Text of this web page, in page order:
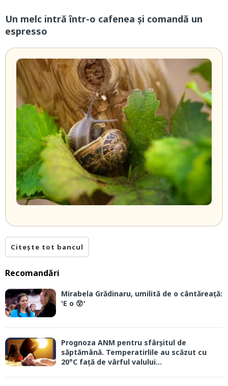
Un melc intră într-o cafenea și comandă un
espresso
Citește tot bancul
Recomandări
Mirabela Grădinaru, umilită de o cântăreață:
'E o 😲'
Prognoza ANM pentru sfârșitul de
săptămână. Temperatirlile au scăzut cu
20°C față de vârful valului...